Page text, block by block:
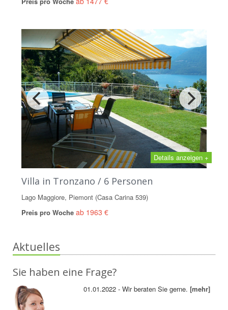
Details anzeigen +
Villa in Tronzano / 6 Personen
Lago Maggiore, Piemont (Casa Carina 539)
Preis pro Woche ab 1963 €
Aktuelles
Sie haben eine Frage?
01.01.2022 - Wir beraten Sie gerne.[mehr]